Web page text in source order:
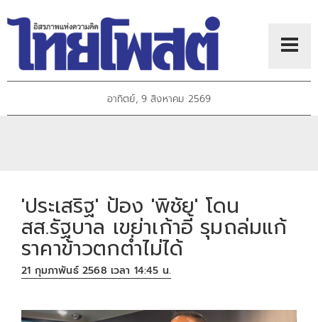
อาทิตย์, 9 สิงหาคม 2569
'ประเสริฐ' ป้อง 'พิชัย' โดน
สส.รัฐบาล เขย่าเก้าอี้ รุมถล่มแก้
ราคาข้าวตกต่ำไม่ได้
21 กุมภาพันธ์ 2568 เวลา 14:45 น.